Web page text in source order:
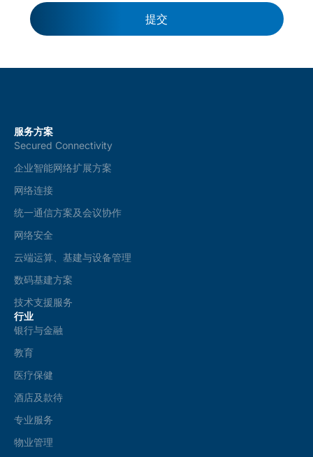
i
s
*
提交
服务方案
Secured Connectivity
企业智能网络扩展方案
网络连接
统一通信方案及会议协作
网络安全
云端运算、基建与设备管理
数码基建方案
技术支援服务
行业
银行与金融
教育
医疗保健
酒店及款待
专业服务
物业管理